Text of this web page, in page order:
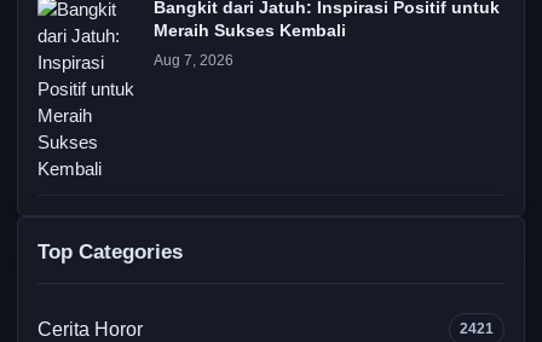
Bangkit dari Jatuh: Inspirasi Positif untuk
Meraih Sukses Kembali
Aug 7, 2026
Top Categories
Cerita Horor 2421